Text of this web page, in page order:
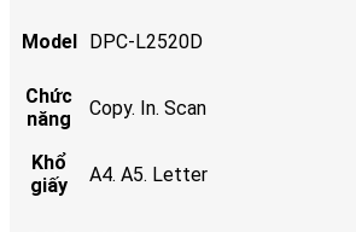
Model DPC-L2520D
Chức
năng
Copy. In. Scan
Khổ
giấy
A4. A5. Letter